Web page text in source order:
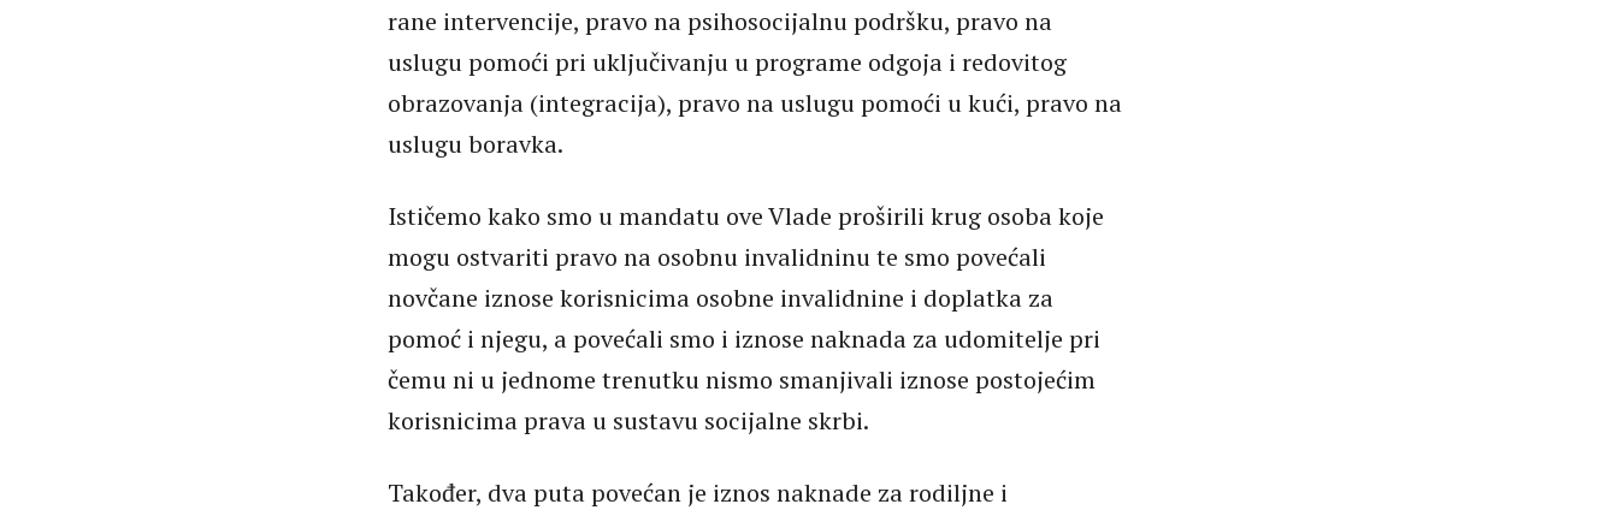
rane intervencije, pravo na psihosocijalnu podršku, pravo na
uslugu pomoći pri uključivanju u programe odgoja i redovitog
obrazovanja (integracija), pravo na uslugu pomoći u kući, pravo na
uslugu boravka.
Ističemo kako smo u mandatu ove Vlade proširili krug osoba koje
mogu ostvariti pravo na osobnu invalidninu te smo povećali
novčane iznose korisnicima osobne invalidnine i doplatka za
pomoć i njegu, a povećali smo i iznose naknada za udomitelje pri
čemu ni u jednome trenutku nismo smanjivali iznose postojećim
korisnicima prava u sustavu socijalne skrbi.
Također, dva puta povećan je iznos naknade za rodiljne i